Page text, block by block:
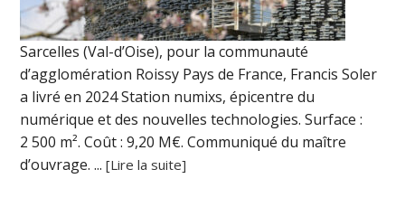
Sarcelles (Val-d’Oise), pour la communauté
d’agglomération Roissy Pays de France, Francis Soler
a livré en 2024 Station numixs, épicentre du
numérique et des nouvelles technologies. Surface :
2 500 m². Coût : 9,20 M€. Communiqué du maître
d’ouvrage. ...[Lire la suite]